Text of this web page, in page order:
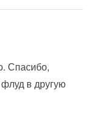
Спасибо,
в другую